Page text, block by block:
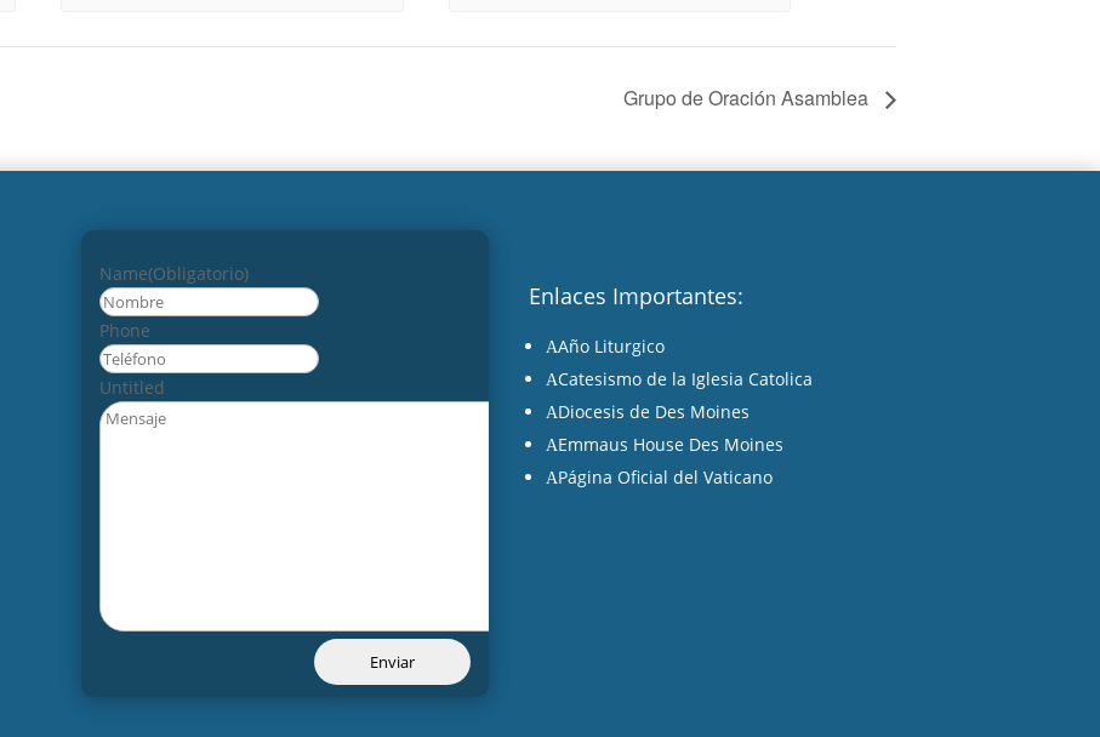
Grupo de Oración Asamblea
Name(Obligatorio)
Nombre
Phone
Untitled
Enlaces Importantes:
AAño Liturgico
ACatesismo de la Iglesia Catolica
ADiocesis de Des Moines
AEmmaus House Des Moines
APágina Oficial del Vaticano